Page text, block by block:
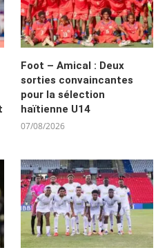
Foot – Amical : Deux
sorties convaincantes
pour la sélection
haïtienne U14
07/08/2026